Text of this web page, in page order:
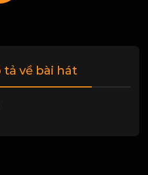
tả về bài hát